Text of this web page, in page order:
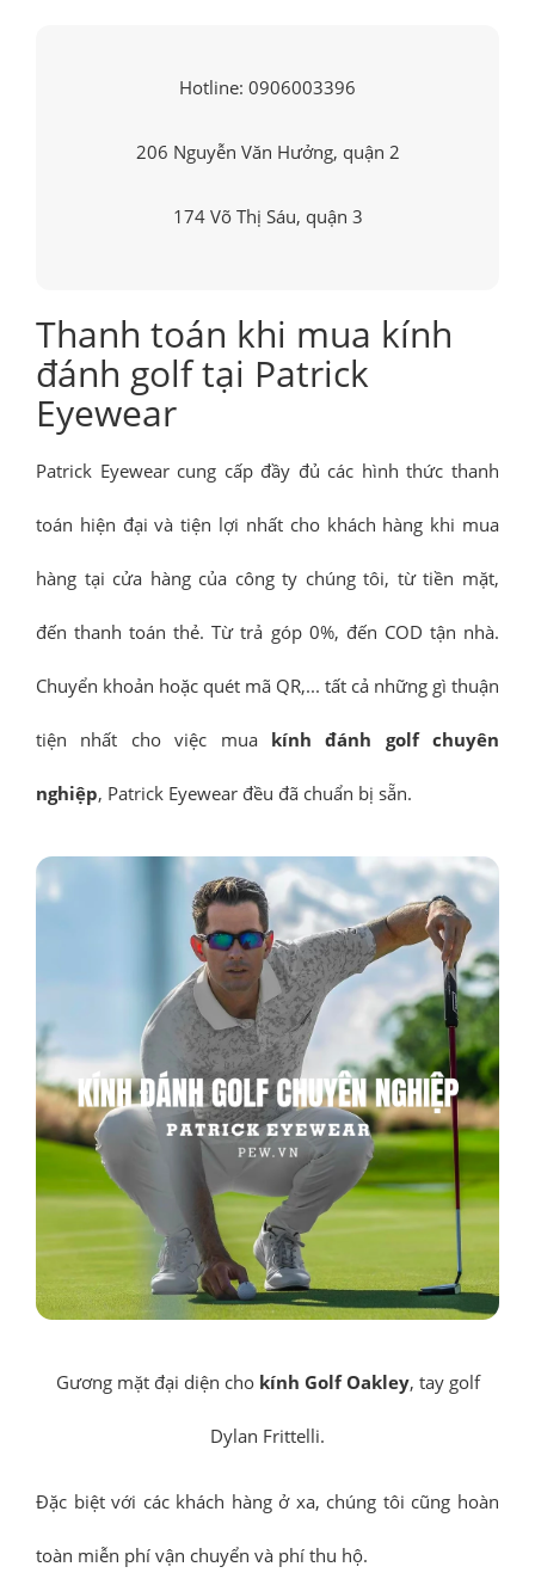
Hotline: 0906003396
206 Nguyễn Văn Hưởng, quận 2
174 Võ Thị Sáu, quận 3
Thanh toán khi mua kính
đánh golf tại Patrick
Eyewear
Patrick Eyewear cung cấp đầy đủ các hình thức thanh
toán hiện đại và tiện lợi nhất cho khách hàng khi mua
hàng tại cửa hàng của công ty chúng tôi, từ tiền mặt,
đến thanh toán thẻ. Từ trả góp 0%, đến COD tận nhà.
Chuyển khoản hoặc quét mã QR,... tất cả những gì thuận
tiện nhất cho việc mua kính đánh golf chuyên
nghiệp, Patrick Eyewear đều đã chuẩn bị sẵn.
Gương mặt đại diện cho kính Golf Oakley, tay golf
Dylan Frittelli.
Đặc biệt với các khách hàng ở xa, chúng tôi cũng hoàn
toàn miễn phí vận chuyển và phí thu hộ.